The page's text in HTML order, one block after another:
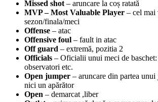
Missed shot – aruncare la coș ratată
MVP – Most Valuable Player – cel mai
sezon/finala/meci
Offense – atac
Offensive foul – fault in atac
Off guard – extremă, pozitia 2
Officials – Oficialii unui meci de
observatori etc.
Open jumper – aruncare din partea unui
nici un apărător
Open – demarcat ,liber